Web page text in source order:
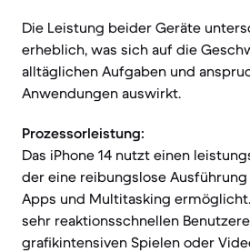
Die Leistung beider Geräte
erheblich, was sich auf die
alltäglichen Aufgaben und
Anwendungen auswirkt.
Prozessorleistung:
Das iPhone 14 nutzt einen
der eine reibungslose
Apps und Multitasking
sehr reaktionsschnellen
grafikintensiven Spielen oder